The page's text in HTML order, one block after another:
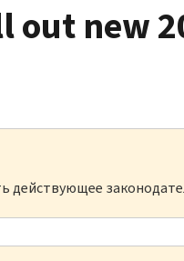
new